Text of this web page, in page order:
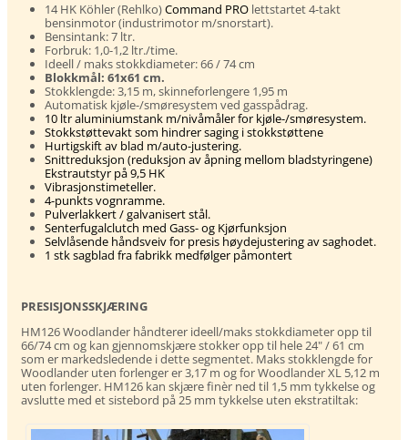
14 HK Köhler (Rehlko)Command PRO lettstartet 4-takt
bensinmotor (industrimotor m/snorstart).
Bensintank: 7 ltr.
Forbruk: 1,0-1,2 ltr./time.
Ideell / maks stokkdiameter: 66 / 74 cm
Blokkmål: 61x61 cm.
Stokklengde: 3,15 m, skinneforlengere 1,95 m
Automatisk kjøle-/smøresystem ved gasspådrag.
10 ltr aluminiumstank m/nivåmåler for kjøle-/smøresystem.
Stokkstøttevakt som hindrer saging i stokkstøttene
Hurtigskift av blad m/auto-justering.
Snittreduksjon (reduksjon av åpning mellom bladstyringene)
Ekstrautstyr på 9,5 HK
Vibrasjonstimeteller.
4-punkts vognramme.
Pulverlakkert / galvanisert stål.
Senterfugalclutch med Gass- og Kjørfunksjon
Selvlåsende håndsveiv for presis høydejustering av saghodet.
1 stk sagblad fra fabrikk medfølger påmontert
PRESISJONSSKJÆRING
HM126 Woodlander håndterer ideell/maks stokkdiameter opp til
66/74 cm og kan gjennomskjære stokker opp til hele 24" / 61 cm
som er markedsledende i dette segmentet. Maks stokklengde for
Woodlander uten forlenger er 3,17 m og for Woodlander XL 5,12 m
uten forlenger. HM126 kan skjære finèr ned til 1,5 mm tykkelse og
avslutte med et sistebord på 25 mm tykkelse uten ekstratiltak: